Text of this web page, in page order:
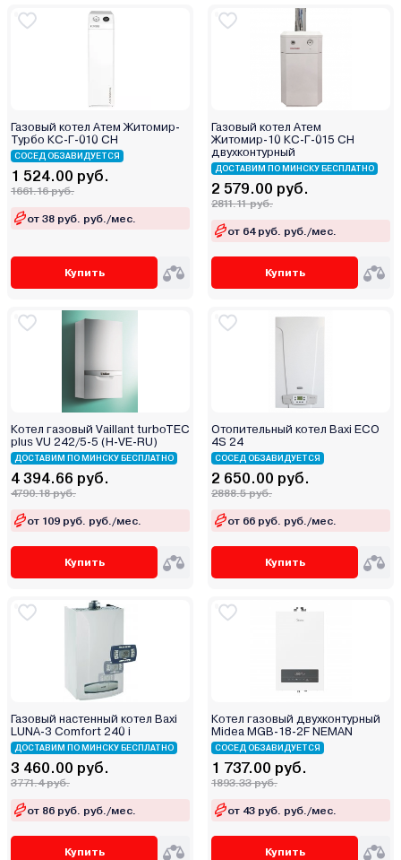
Газовый котел Атем Житомир-
Турбо КС-Г-010 СН
СОСЕД ОБЗАВИДУЕТСЯ
1 524.00 руб.
1661.16 руб.
от 38 руб. руб./мес.
Купить
Газовый котел Атем
Житомир-10 КС-Г-015 СН
двухконтурный
ДОСТАВИМ ПО МИНСКУ БЕСПЛАТНО
2 579.00 руб.
2811.11 руб.
от 64 руб. руб./мес.
Купить
Котел газовый Vaillant turboTEC
plus VU 242/5-5 (H-VE-RU)
ДОСТАВИМ ПО МИНСКУ БЕСПЛАТНО
4 394.66 руб.
4790.18 руб.
от 109 руб. руб./мес.
Купить
Отопительный котел Baxi ECO
4S 24
СОСЕД ОБЗАВИДУЕТСЯ
2 650.00 руб.
2888.5 руб.
от 66 руб. руб./мес.
Купить
Газовый настенный котел Baxi
LUNA-3 Comfort 240 i
ДОСТАВИМ ПО МИНСКУ БЕСПЛАТНО
3 460.00 руб.
3771.4 руб.
от 86 руб. руб./мес.
Купить
Котел газовый двухконтурный
Midea MGB-18-2F NEMAN
СОСЕД ОБЗАВИДУЕТСЯ
1 737.00 руб.
1893.33 руб.
от 43 руб. руб./мес.
Купить